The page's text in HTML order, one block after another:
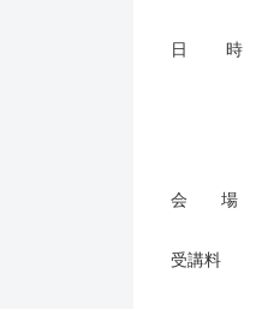
日 時 【
①１月
②１月
③１月
会 場 因
受講料 ５